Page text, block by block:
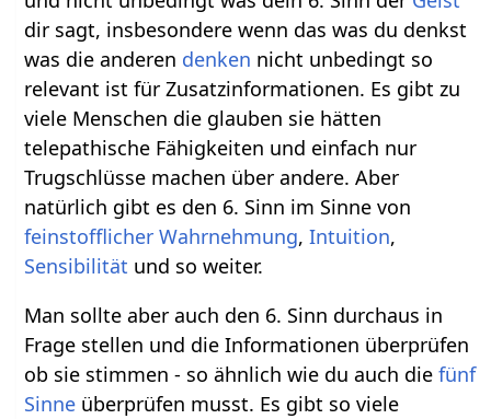
dir sagt, insbesondere wenn das was du denkst
was die anderen denken nicht unbedingt so
relevant ist für Zusatzinformationen. Es gibt zu
viele Menschen die glauben sie hätten
telepathische Fähigkeiten und einfach nur
Trugschlüsse machen über andere. Aber
natürlich gibt es den 6. Sinn im Sinne von
feinstofflicher Wahrnehmung,Intuition,
Sensibilität und so weiter.
Man sollte aber auch den 6. Sinn durchaus in
Frage stellen und die Informationen überprüfen
ob sie stimmen - so ähnlich wie du auch diefünf
Sinne überprüfen musst. Es gibt so viele